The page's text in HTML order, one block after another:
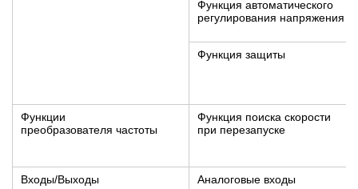
Функция автоматического
регулирования напряжения
Функция защиты
Функции
преобразователя частоты
Функция поиска скорости
при перезапуске
Входы/Выходы Аналоговые входы